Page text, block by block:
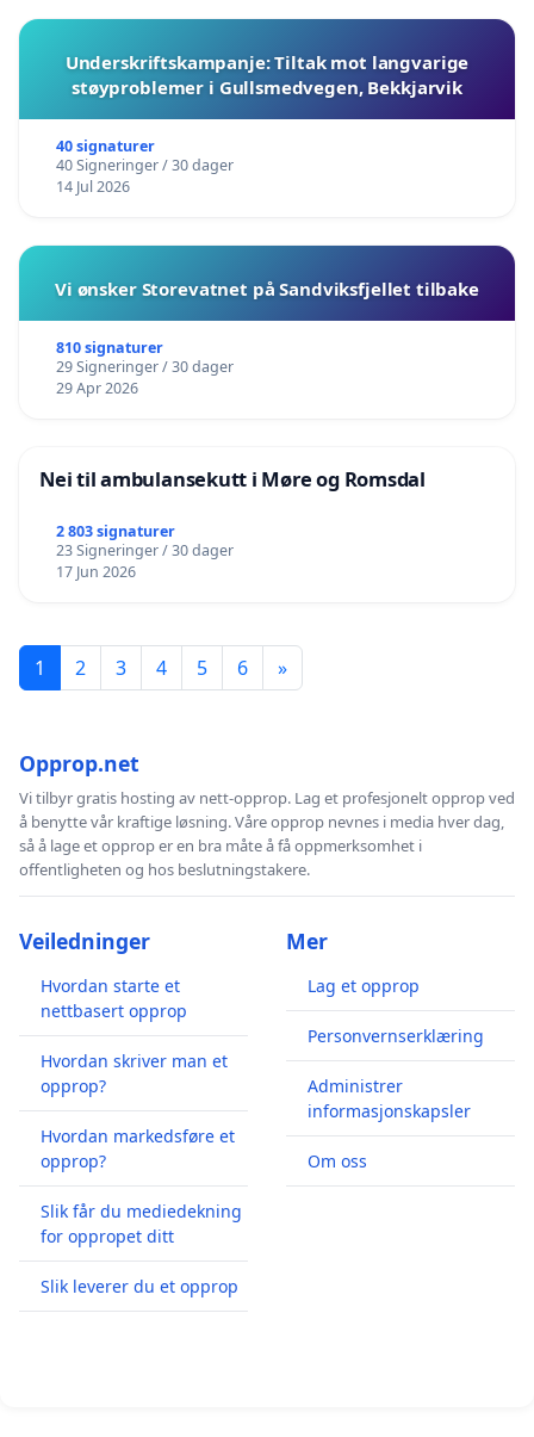
Underskriftskampanje: Tiltak mot langvarige
støyproblemer i Gullsmedvegen, Bekkjarvik
40 signaturer
40 Signeringer / 30 dager
14 Jul 2026
Vi ønsker Storevatnet på Sandviksfjellet tilbake
810 signaturer
29 Signeringer / 30 dager
29 Apr 2026
Nei til ambulansekutt i Møre og Romsdal
2 803 signaturer
23 Signeringer / 30 dager
17 Jun 2026
1 2 3 4 5 6 »
Opprop.net
Vi tilbyr gratis hosting av nett-opprop. Lag et profesjonelt opprop ved
å benytte vår kraftige løsning. Våre opprop nevnes i media hver dag,
så å lage et opprop er en bra måte å få oppmerksomhet i
offentligheten og hos beslutningstakere.
Veiledninger
Hvordan starte et
nettbasert opprop
Hvordan skriver man et
opprop?
Hvordan markedsføre et
opprop?
Slik får du mediedekning
for oppropet ditt
Slik leverer du et opprop
Mer
Lag et opprop
Personvernserklæring
Administrer
informasjonskapsler
Om oss